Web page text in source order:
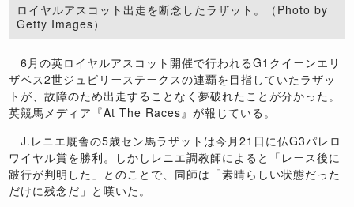
ロイヤルアスコット出走を断念したラザット。（Photo by
Getty Images）
6月の英ロイヤルアスコット開催で行われるG1クイーンエリ
ザベス2世ジュビリーステークスの連覇を目指していたラザッ
トが、故障のため出走することなく夢破れたことが分かった。
英競馬メディア『At The Races』が報じている。
J.レニエ厩舎の5歳セン馬ラザットは今月21日に仏G3パレロ
ワイヤル賞を勝利。しかしレニエ調教師によると「レース後に
跛行が判明した」とのことで、同師は「素晴らしい状態だった
だけに残念だ」と嘆いた。